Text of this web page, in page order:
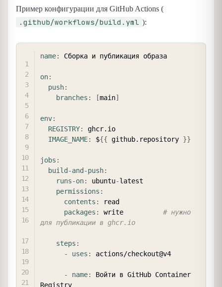
Пример конфигурации для GitHub Actions (
.github/workflows/build.yml ):
name: Сборка и публикация образа
on:
push:
branches : [main]
env:
REGISTRY:
ghcr.io
IMAGE_NAME: ${{ github.repository }}
jobs :
build-and-push:
runs-on: ubuntu-latest
permissions :
contents :
read
packages : write # нужно
для публикации в ghcr.io
steps :
-
uses : actions/checkout@v4
- name:
Войти в GitHub Container
Registry